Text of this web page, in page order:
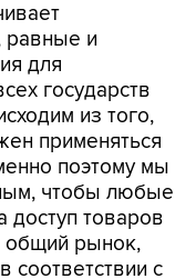
равные и
для
государств
из того,
применяться
поэтому мы
чтобы любые
доступ товаров
общий рынок,
соответствии с